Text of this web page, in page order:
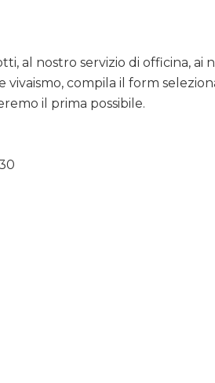
al nostro servizio di officina, ai
compila il form
il prima possibile.